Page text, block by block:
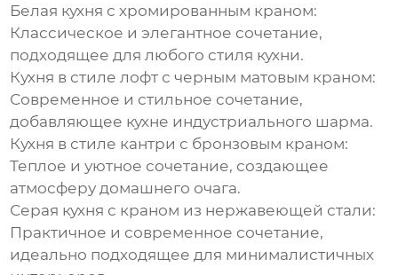
Белая кухня с хромированным краном:
Классическое и элегантное сочетание,
подходящее для любого стиля кухни.
Кухня в стиле лофт с черным матовым краном:
Современное и стильное сочетание,
добавляющее кухне индустриального шарма.
Кухня в стиле кантри с бронзовым краном:
Теплое и уютное сочетание, создающее
атмосферу домашнего очага.
Серая кухня с краном из нержавеющей стали:
Практичное и современное сочетание,
идеально подходящее для минималистичных